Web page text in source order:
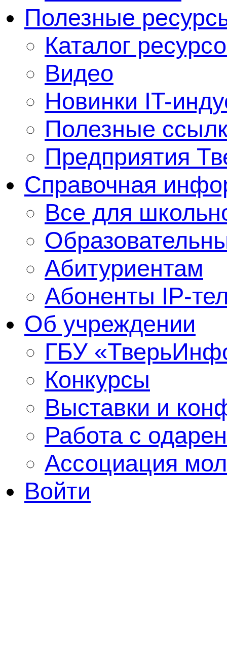
Полезные
Каталог
Видео
Новинки IT-
Полезные
Предприятия
Справочная
Все для
Абитуриентам
Абоненты IP-
Об учреждении
ГБУ
Конкурсы
Выставки и
Работа с
Ассоциация
Войти